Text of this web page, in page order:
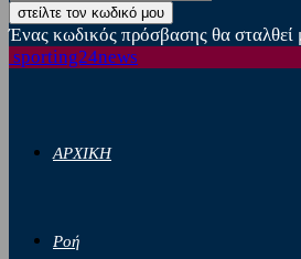
Ένας κωδικός πρόσβασης θα σταλθεί
sporting24news
ΑΡΧΙΚΗ
Ροή